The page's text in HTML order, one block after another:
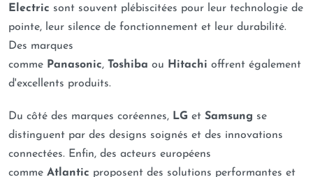
Electric sont souvent plébiscitées pour leur technologie de
pointe, leur silence de fonctionnement et leur durabilité.
Des marques
comme Panasonic, Toshiba ou Hitachi offrent également
d'excellents produits.
Du côté des marques coréennes, LG et Samsung se
distinguent par des designs soignés et des innovations
connectées. Enfin, des acteurs européens
comme Atlantic proposent des solutions performantes et